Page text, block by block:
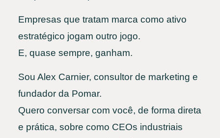
Empresas que tratam marca como ativo
estratégico jogam outro jogo.
E, quase sempre, ganham.
Sou Alex Carnier, consultor de marketing e
fundador da Pomar.
Quero conversar com você, de forma direta
e prática, sobre como CEOs industriais